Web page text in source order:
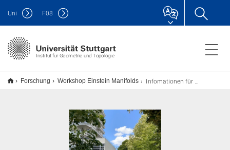
Institut für Geometrie und Topologie
Uni F08
Forschung Workshop Einstein Manifolds Infomationen für Gäste des Insituts